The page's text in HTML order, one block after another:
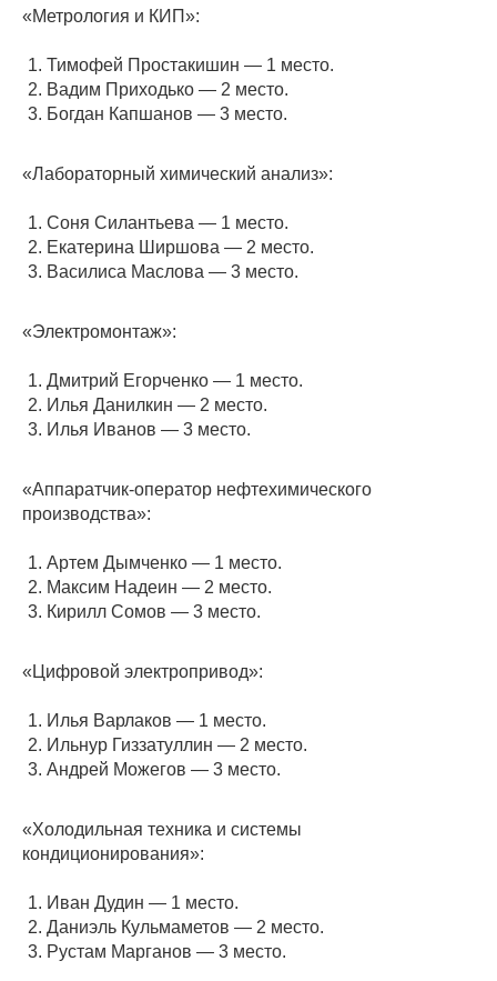
«Метрология и КИП»:
Тимофей Простакишин — 1 место.
Вадим Приходько — 2 место.
Богдан Капшанов — 3 место.
«Лабораторный химический анализ»:
Соня Силантьева — 1 место.
Екатерина Ширшова — 2 место.
Василиса Маслова — 3 место.
«Электромонтаж»:
Дмитрий Егорченко — 1 место.
Илья Данилкин — 2 место.
Илья Иванов — 3 место.
«Аппаратчик-оператор нефтехимического
производства»:
Артем Дымченко — 1 место.
Максим Надеин — 2 место.
Кирилл Сомов — 3 место.
«Цифровой электропривод»:
Илья Варлаков — 1 место.
Ильнур Гиззатуллин — 2 место.
Андрей Можегов — 3 место.
«Холодильная техника и системы
кондиционирования»:
Иван Дудин — 1 место.
Даниэль Кульмаметов — 2 место.
Рустам Марганов — 3 место.